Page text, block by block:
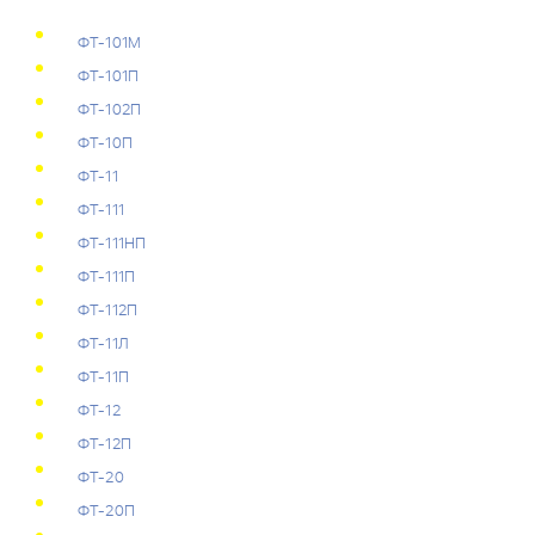
ФТ-101М
ФТ-101П
ФТ-102П
ФТ-10П
ФТ-11
ФТ-111
ФТ-111НП
ФТ-111П
ФТ-112П
ФТ-11Л
ФТ-11П
ФТ-12
ФТ-12П
ФТ-20
ФТ-20П